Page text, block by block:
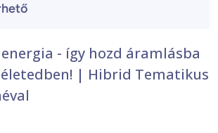
- így hozd áramlásba
életedben! | Hibrid Tematikus